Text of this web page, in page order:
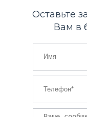
Оставьте
Вам в